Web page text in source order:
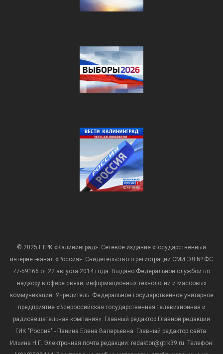
© 2025 ГТРК «Калининград». Сетевое издание «Государственный
интернет-канал «Россия». Свидетельство о регистрации СМИ ЭЛ № ФС
77-59166 от 22 августа 2014 года. Выдано Федеральной службой по
надзору в сфере связи, информационных технологий и массовых
коммуникаций. Учредитель: Федеральное государственное унитарное
предприятие «Всероссийская государственная телевизионная и
радиовещательная компания». Главный редактор Главной редакции
ГИК "Россия" - Панина Елена Валерьевна. Главный редактор сайта:
Ильина Н.Г. Электронная почта редакции: redaktor@gtrk39.ru. Телефон: